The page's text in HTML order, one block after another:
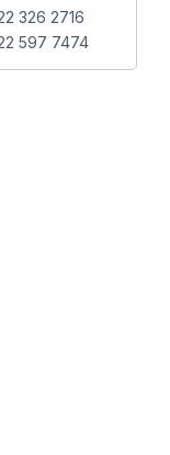
326 2716
597 7474